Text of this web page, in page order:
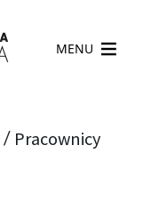
MENU
/ Pracownicy